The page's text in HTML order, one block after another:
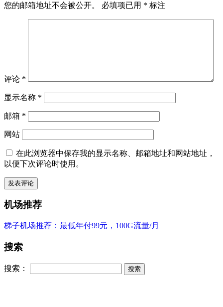
您的邮箱地址不会被公开。 必填项已用 * 标注
评论 *
显示名称 *
邮箱 *
网站
在此浏览器中保存我的显示名称、邮箱地址和网站地址，
以便下次评论时使用。
机场推荐
梯子机场推荐：最低年付99元，100G流量/月
搜索
搜索：